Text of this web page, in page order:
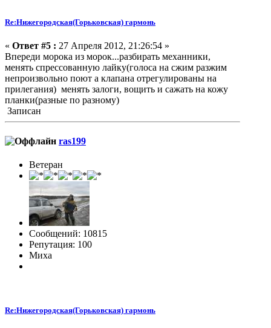
Re:Нижегородская(Горьковская) гармонь
« Ответ #5 : 27 Апреля 2012, 21:26:54 »
Впереди морока из морок...разбирать механники,
менять спрессованную лайку(голоса на сжим разжим
непроизвольно поют а клапана отрегулированы на
прилегания) менять залоги, вощить и сажать на кожу
планки(разные по разному)
Записан
ras199
Ветеран
Сообщений: 10815
Репутация: 100
Миха
Re:Нижегородская(Горьковская) гармонь